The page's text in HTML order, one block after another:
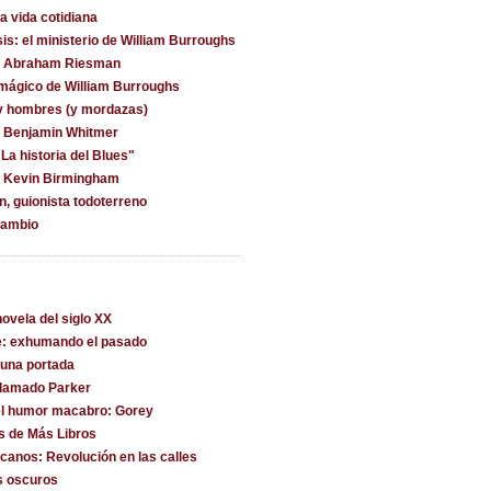
vida cotidiana
el ministerio de William Burroughs
Abraham Riesman
de William Burroughs
hombres (y mordazas)
Benjamin Whitmer
historia del Blues"
Kevin Birmingham
guionista todoterreno
del siglo XX
exhumando el pasado
portada
Parker
humor macabro: Gorey
de Más Libros
Revolución en las calles
oscuros